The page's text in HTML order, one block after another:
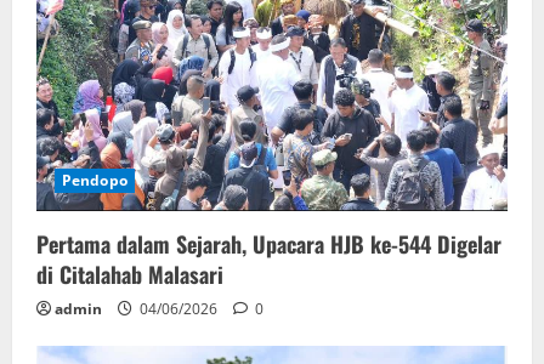
Pendopo
Pertama dalam Sejarah, Upacara HJB ke-544 Digelar
di Citalahab Malasari
admin 04/06/2026 0